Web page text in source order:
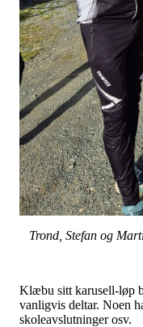
Trond, Stefan og
Klæbu sitt karusell-løp
vanligvis deltar. Noen
skoleavslutninger osv.